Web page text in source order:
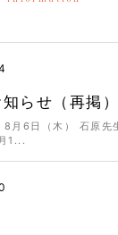
らせ（再掲）
月6日（木） 石原
1...